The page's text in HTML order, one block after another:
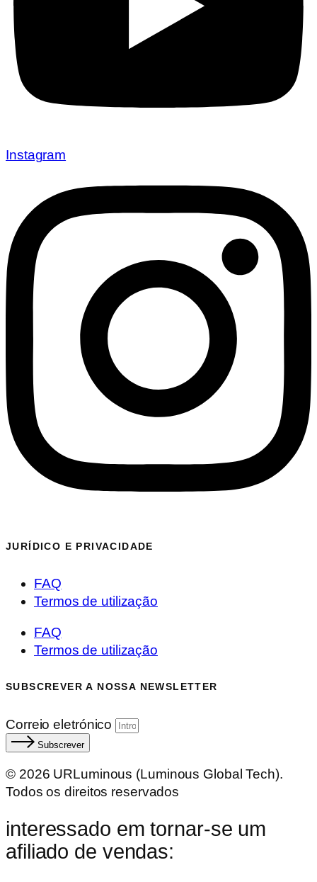
Instagram
JURÍDICO E PRIVACIDADE
FAQ
Termos de utilização
FAQ
Termos de utilização
SUBSCREVER A NOSSA NEWSLETTER
Correio eletrónico
Subscrever
© 2026 URLuminous (Luminous Global Tech).
Todos os direitos reservados
interessado em tornar-se um
afiliado de vendas: